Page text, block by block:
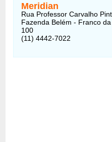
Meridian
Rua Professor Carvalho
Fazenda Belém - Franco
100
(11) 4442-7022